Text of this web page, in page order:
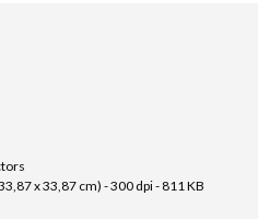
x 33,87 cm) - 300 dpi - 811 KB